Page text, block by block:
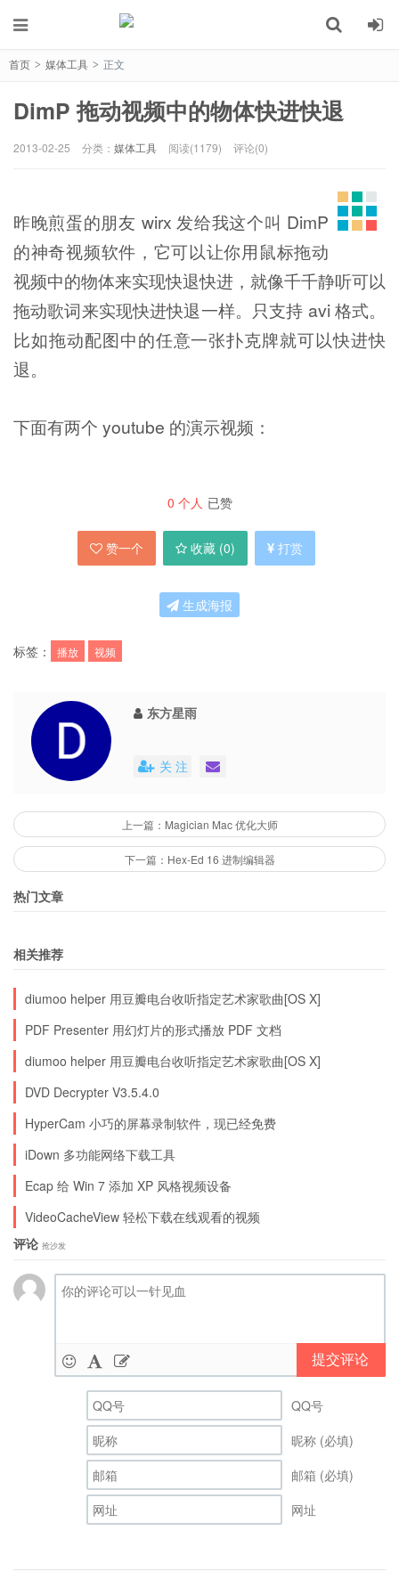
首页 > 媒体工具 > 正文
DimP 拖动视频中的物体快进快退
2013-02-25 分类： 媒体工具 阅读(1179) 评论(0)
昨晚煎蛋的朋友 wirx 发给我这个叫 DimP
的神奇视频软件，它可以让你用鼠标拖动
视频中的物体来实现快退快进，就像千千静听可以
拖动歌词来实现快进快退一样。只支持 avi 格式。
比如拖动配图中的任意一张扑克牌就可以快进快
退。
下面有两个 youtube 的演示视频：
0 个人 已赞
赞一个 收藏 (0) 打赏
生成海报
标签： 播放 视频
东方星雨
关 注
上一篇：Magician Mac 优化大师
下一篇：Hex-Ed 16 进制编辑器
热门文章
相关推荐
diumoo helper 用豆瓣电台收听指定艺术家歌曲[OS X]
PDF Presenter 用幻灯片的形式播放 PDF 文档
diumoo helper 用豆瓣电台收听指定艺术家歌曲[OS X]
DVD Decrypter V3.5.4.0
HyperCam 小巧的屏幕录制软件，现已经免费
iDown 多功能网络下载工具
Ecap 给 Win 7 添加 XP 风格视频设备
VideoCacheView 轻松下载在线观看的视频
评论 抢沙发
提交评论
QQ号
昵称 (必填)
邮箱 (必填)
网址